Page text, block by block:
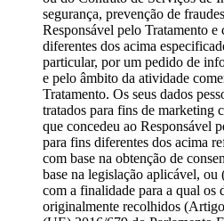
segurança, prevenção de
Responsável pelo Tratamento e
diferentes dos acima
particular, por um pedido de
e pelo âmbito da atividade
Tratamento. Os seus dados
tratados para fins de marketing
que concedeu ao Responsável
para fins diferentes dos acima
com base na obtenção de
base na legislação aplicável,
com a finalidade para a qual os
originalmente recolhidos